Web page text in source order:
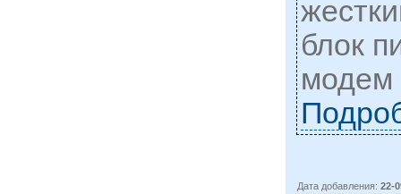
блок
модем
Дата добавления:22-